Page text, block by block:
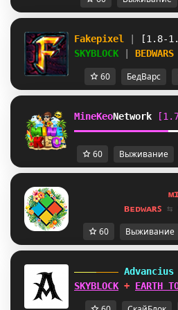
Fakepixel [1.8-
SKYBLOCK
BEDWARS
60 БедВарс
MineKeoNetwork
━━━━━━━━━━━━━━━━━━
60 Выживание
ʙᴇᴅᴡᴀʀꜱ ⇆
60 Выживание
Advancius
SKYBLOCK + EARTH